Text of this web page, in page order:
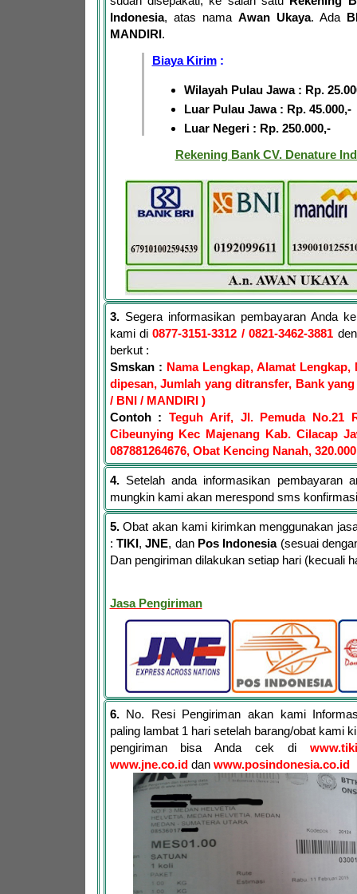
Indonesia, atas nama Awan Ukaya. Ada
MANDIRI.
Biaya Kirim:
Wilayah Pulau Jawa : Rp.
Luar Pulau Jawa : Rp. 45.000,-
Luar Negeri : Rp. 250.000,-
Rekening Bank CV. Denature
3.Segera informasikan pembayaran Anda
kami di0877-3151-3312 / 0821-3462-3881
berkut :
Smskan : Nama Lengkap, Alamat Lengkap,
dipesan, Jumlah yang ditransfer, Bank
/ BNI / MANDIRI )
Contoh : Teguh Arif, Jl. Pemuda No.21
Cibeunying Kec Majenang Kab. Cilacap
087881264676, Obat Kencing Nanah,
4.Setelah anda informasikan pembayaran
mungkin kami akan merespond sms
5.Obat akan kami kirimkan menggunakan
: TIKI,JNE, dan Pos Indonesia(sesuai
Dan pengiriman dilakukan setiap hari (kecuali
Jasa Pengiriman
6.No. Resi Pengiriman akan kami
paling lambat 1 hari setelah barang/obat kami
pengiriman bisa Anda cek di
www.jne.co.iddan www.posindonesia.co.id